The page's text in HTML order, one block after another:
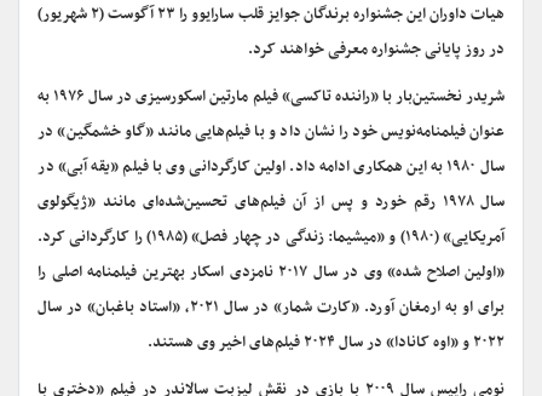
هیات داوران این جشنواره برندگان جوایز قلب سارایوو را ۲۳ آگوست (۲ شهریور)
در روز پایانی جشنواره معرفی خواهند کرد.
شریدر نخستین‌بار با «راننده تاکسی» فیلم مارتین اسکورسیزی در سال ۱۹۷۶ به
عنوان فیلمنامه‌نویس خود را نشان داد و با فیلم‌هایی مانند «گاو خشمگین» در
سال ۱۹۸۰ به این همکاری ادامه داد. اولین کارگردانی وی با فیلم «یقه آبی» در
سال ۱۹۷۸ رقم خورد و پس از آن فیلم‌های تحسین‌شده‌ای مانند «ژیگولوی
آمریکایی» (۱۹۸۰) و «میشیما: زندگی در چهار فصل» (۱۹۸۵) را کارگردانی کرد.
«اولین اصلاح شده» وی در سال ۲۰۱۷ نامزدی اسکار بهترین فیلمنامه اصلی را
برای او به ارمغان آورد. «کارت شمار» در سال ۲۰۲۱، «استاد باغبان» در سال
۲۰۲۲ و «اوه کانادا» در سال ۲۰۲۴ فیلم‌های اخیر وی هستند.
نومی راپیس سال ۲۰۰۹ با بازی در نقش لیزبت سالاندر در فیلم «دختری با